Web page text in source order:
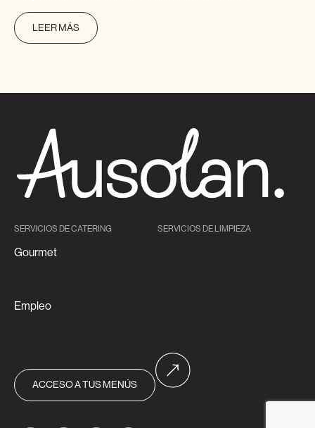
LEER MÁS
SERVICIOS DE CATERING
Gourmet
SERVICIOS DE LIMPIEZA
Empleo
ACCESO A TUS MENÚS